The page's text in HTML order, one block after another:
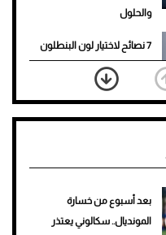
والحلول
7 نصائح لاختيار لون البنطلون
المناسب للقميص الأسود
نرى المستقبل من خلال
تصميماتنا.. كيف حجزت 1886
تمنحك فخامة استثنائية
بعد أسبوع من خسارة
المونديال.. سكالوني يعتذر